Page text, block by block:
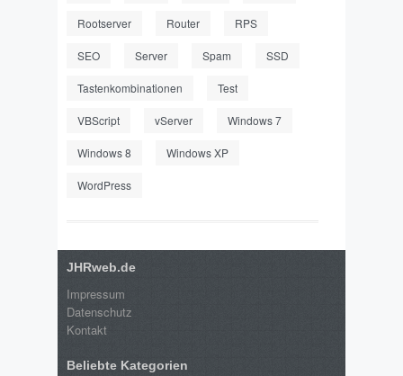
Rootserver Router RPS
SEO Server Spam SSD
Tastenkombinationen Test
VBScript vServer Windows 7
Windows 8 Windows XP
WordPress
JHRweb.de
Impressum
Datenschutz
Kontakt
Beliebte Kategorien